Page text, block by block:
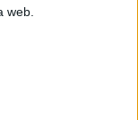
web.